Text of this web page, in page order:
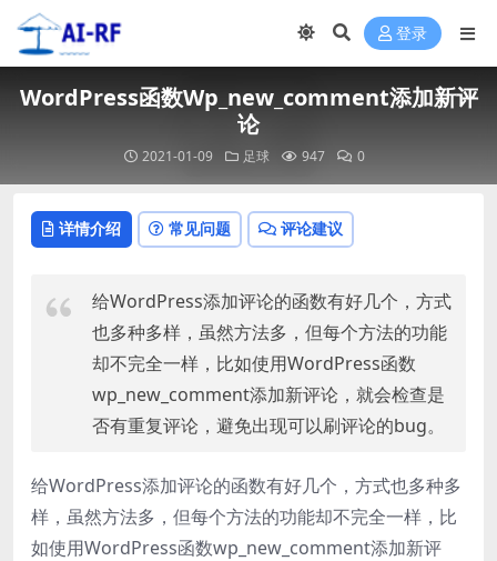
登录
WordPress函数Wp_new_comment添加新评
论
2021-01-09 足球 947 0
详情介绍 常见问题 评论建议
给WordPress添加评论的函数有好几个，方式
也多种多样，虽然方法多，但每个方法的功能
却不完全一样，比如使用WordPress函数
wp_new_comment添加新评论，就会检查是
否有重复评论，避免出现可以刷评论的bug。
给WordPress添加评论的函数有好几个，方式也多种多
样，虽然方法多，但每个方法的功能却不完全一样，比
如使用WordPress函数wp_new_comment添加新评